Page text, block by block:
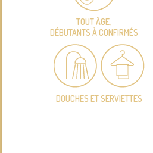
TOUT ÂGE,
DÉBUTANTS À CONFIRMÉS
DOUCHES ET SERVIETTES